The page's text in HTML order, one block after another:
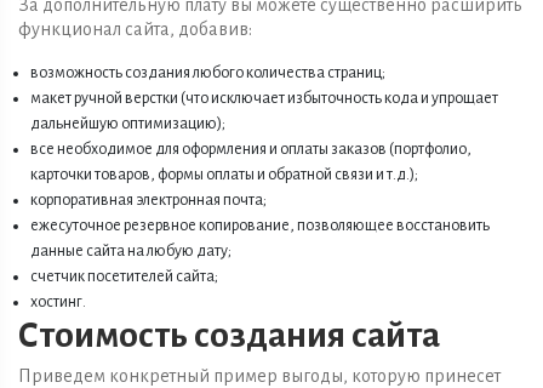
За дополнительную плату вы можете существенно расширить
функционал сайта, добавив:
возможность создания любого количества страниц;
макет ручной верстки (что исключает избыточность кода и упрощает
дальнейшую оптимизацию);
все необходимое для оформления и оплаты заказов (портфолио,
карточки товаров, формы оплаты и обратной связи и т.д.);
корпоративная электронная почта;
ежесуточное резервное копирование, позволяющее восстановить
данные сайта на любую дату;
счетчик посетителей сайта;
хостинг.
Стоимость создания сайта
Приведем конкретный пример выгоды, которую принесет